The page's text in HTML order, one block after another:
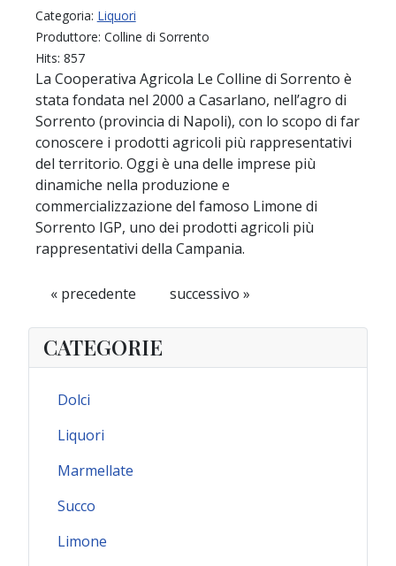
Categoria: Liquori
Produttore: Colline di Sorrento
Hits: 857
La Cooperativa Agricola Le Colline di Sorrento è
stata fondata nel 2000 a Casarlano, nell’agro di
Sorrento (provincia di Napoli), con lo scopo di far
conoscere i prodotti agricoli più rappresentativi
del territorio. Oggi è una delle imprese più
dinamiche nella produzione e
commercializzazione del famoso Limone di
Sorrento IGP, uno dei prodotti agricoli più
rappresentativi della Campania.
« precedente successivo »
CATEGORIE
Dolci
Liquori
Marmellate
Succo
Limone